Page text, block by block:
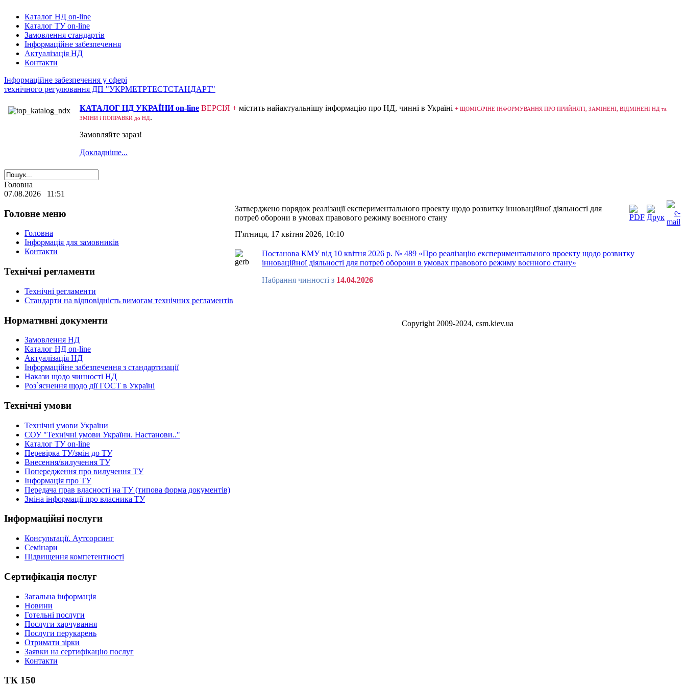
Каталог НД on-line
Каталог ТУ on-line
Замовлення стандартів
Інформаційне забезпечення
Актуалізація НД
Контакти
Інформаційне забезпечення у сфері
технічного регулювання ДП "УКРМЕТРТЕСТСТАНДАРТ"
КАТАЛОГ НД УКРАЇНИ on-line ВЕРСІЯ + містить найактуальнішу інформацію про НД, чинні в Україні + ЩОМІСЯЧНЕ ІНФОРМУВАННЯ ПРО ПРИЙНЯТІ, ЗАМІНЕНІ, ВІДМІНЕНІ НД та
ЗМІНИ і ПОПРАВКИ до НД.
Замовляйте зараз!
Докладніше...
Головна
07.08.2026 11:51
Головне меню
Головна
Інформація для замовників
Контакти
Технічні регламенти
Технічні регламенти
Стандарти на відповідність вимогам технічних регламентів
Нормативні документи
Замовлення НД
Каталог НД on-line
Актуалізація НД
Інформаційне забезпечення з стандартизації
Накази щодо чинності НД
Роз`яснення щодо дії ГОСТ в Україні
Технічні умови
Технічні умови України
СОУ "Технічні умови України. Настанови.."
Каталог ТУ on-line
Перевірка ТУ/змін до ТУ
Внесення/вилучення ТУ
Попередження про вилучення ТУ
Інформація про ТУ
Передача прав власності на ТУ (типова форма документів)
Зміна інформації про власника ТУ
Інформаційні послуги
Консультації. Аутсорсинг
Семінари
Підвищення компетентності
Сертифікація послуг
Загальна інформація
Новини
Готельні послуги
Послуги харчування
Послуги перукарень
Отримати зірки
Заявки на сертифікацію послуг
Контакти
ТК 150
Затверджено порядок реалізації експериментального проекту щодо розвитку інноваційної діяльності для
потреб оборони в умовах правового режиму воєнного стану
П'ятниця, 17 квітня 2026, 10:10
Постанова КМУ від 10 квітня 2026 р. № 489 «Про реалізацію експериментального проекту щодо розвитку
інноваційної діяльності для потреб оборони в умовах правового режиму воєнного стану»
Набрання чинності з 14.04.2026
Сopyright 2009-2024, csm.kiev.ua